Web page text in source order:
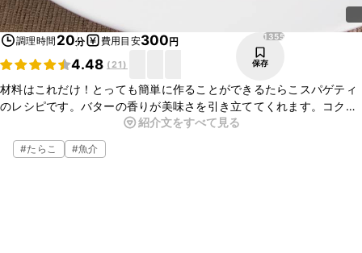
調理時間 20分 費用目安300円
4.48 (21)
1355
保存
材料はこれだけ！とっても簡単に作ることができるたらこスパゲティ
のレシピです。バターの香りが美味さを引き立ててくれます。コクが
たっぷり詰まった一品です。レモン汁を加えてさっぱりに仕上げてい
ますので、是非ご家庭でお試しくださいね。
紹介文をすべて見る
#たらこ #魚介